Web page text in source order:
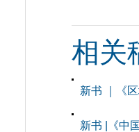
相关
新书 ｜《
新书 |《中